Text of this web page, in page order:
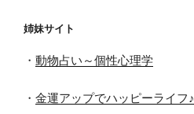
姉妹サイト
・ 動物占い～個性心理学
・ 金運アップでハッピーライフ♪